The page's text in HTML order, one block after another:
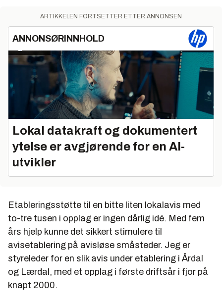
ARTIKKELEN FORTSETTER ETTER ANNONSEN
ANNONSØRINNHOLD
Lokal datakraft og dokumentert
ytelse er avgjørende for en AI-
utvikler
Etableringsstøtte til en bitte liten lokalavis med
to-tre tusen i opplag er ingen dårlig idé. Med fem
års hjelp kunne det sikkert stimulere til
avisetablering på avisløse småsteder. Jeg er
styreleder for en slik avis under etablering i Årdal
og Lærdal, med et opplag i første driftsår i fjor på
knapt 2000.